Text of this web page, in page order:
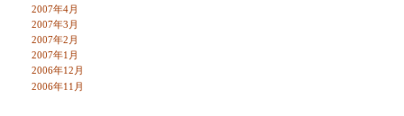
2007年4月
2007年3月
2007年2月
2007年1月
2006年12月
2006年11月